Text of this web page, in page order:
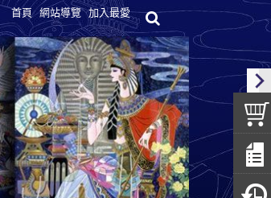
首頁 網站導覽 加入最愛